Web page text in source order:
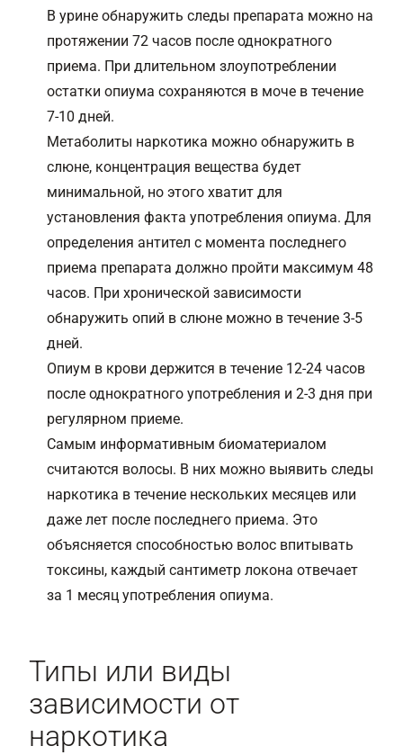
В урине обнаружить следы препарата можно на
протяжении 72 часов после однократного
приема. При длительном злоупотреблении
остатки опиума сохраняются в моче в течение
7-10 дней.
Метаболиты наркотика можно обнаружить в
слюне, концентрация вещества будет
минимальной, но этого хватит для
установления факта употребления опиума. Для
определения антител с момента последнего
приема препарата должно пройти максимум 48
часов. При хронической зависимости
обнаружить опий в слюне можно в течение 3-5
дней.
Опиум в крови держится в течение 12-24 часов
после однократного употребления и 2-3 дня при
регулярном приеме.
Самым информативным биоматериалом
считаются волосы. В них можно выявить следы
наркотика в течение нескольких месяцев или
даже лет после последнего приема. Это
объясняется способностью волос впитывать
токсины, каждый сантиметр локона отвечает
за 1 месяц употребления опиума.
Типы или виды
зависимости от
наркотика